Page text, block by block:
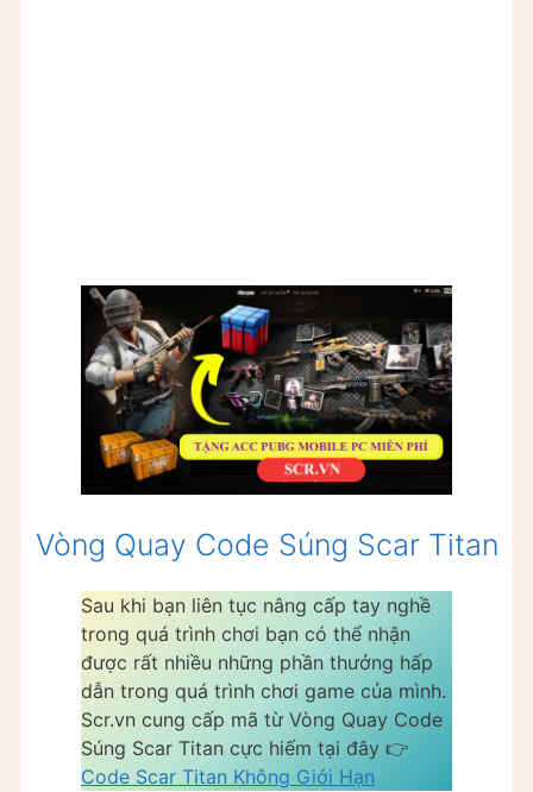
Vòng Quay Code Súng Scar Titan
Sau khi bạn liên tục nâng cấp tay nghề
trong quá trình chơi bạn có thể nhận
được rất nhiều những phần thưởng hấp
dẫn trong quá trình chơi game của mình.
Scr.vn cung cấp mã từ Vòng Quay Code
Súng Scar Titan cực hiếm tại đây 👉
Code Scar Titan Không Giới Hạn